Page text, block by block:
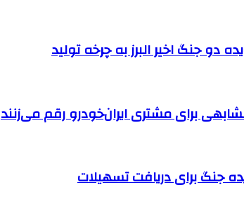
برای مشتری ایران‌خودرو رقم می‌زنند